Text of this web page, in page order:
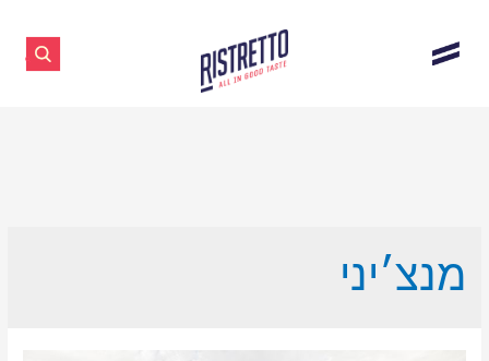
מנצ׳יני